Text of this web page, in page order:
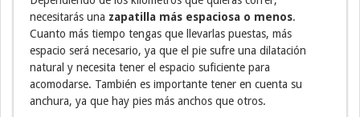
necesitarás una zapatilla más espaciosa o menos.
Cuanto más tiempo tengas que llevarlas puestas, más
espacio será necesario, ya que el pie sufre una dilatación
natural y necesita tener el espacio suficiente para
acomodarse. También es importante tener en cuenta su
anchura, ya que hay pies más anchos que otros.